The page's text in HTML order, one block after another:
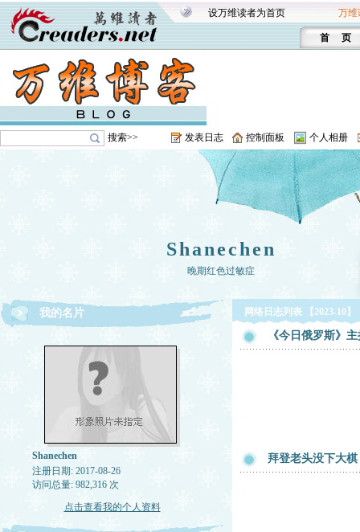
设万维读者为首页 万维
首 页
搜索>> 发表日志 控制面板 个人相册
Shanechen
晚期红色过敏症
我的名片
Shanechen
注册日期: 2017-08-26
访问总量: 982,316 次
点击查看我的个人资料
网络日志列表 【2023-10】
《今日俄罗斯》
拜登老头没下大棋